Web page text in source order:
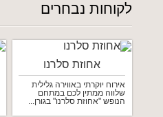
לקוחות נבחרים
אחוזת סלרנו
אירוח יוקרתי באווירה גלילית
שלווה ממתין לכם במתחם
הנופש "אחוזת סלרנו" בגורן...